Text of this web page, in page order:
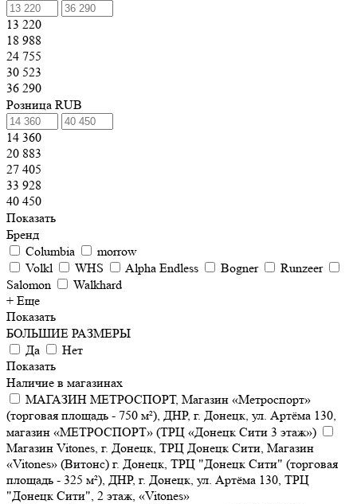
13 220
18 988
24 755
30 523
36 290
Розница RUB
14 360
20 883
27 405
33 928
40 450
Показать
Бренд
Columbia
morrow
Volkl
WHS Alpha Endless Bogner
Runzeer
Salomon
Walkhard
+ Еще
Показать
БОЛЬШИЕ РАЗМЕРЫ
Да
Нет
Показать
Наличие в магазинах
МАГАЗИН МЕТРОСПОРТ, Магазин «Метроспорт»
(торговая площадь - 750 м²), ДНР, г. Донецк, ул. Артёма 130,
магазин «МЕТРОСПОРТ» (ТРЦ «Донецк Сити 3 этаж»)
Магазин Vitones, г. Донецк, ТРЦ Донецк Сити, Магазин
«Vitones» (Витонс) г. Донецк, ТРЦ "Донецк Сити" (торговая
площадь - 325 м²), ДНР, г. Донецк, ул. Артёма 130, ТРЦ
"Донецк Сити", 2 этаж, «Vitones»